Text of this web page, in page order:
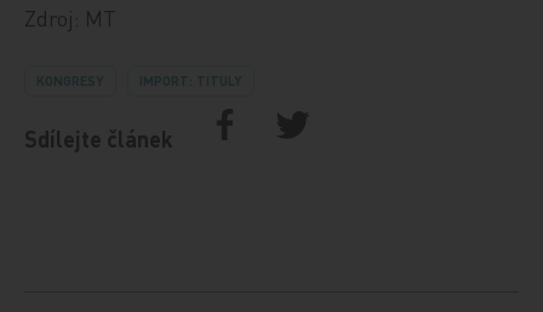
Zdroj: MT
KONGRESY IMPORT: TITULY
Sdílejte článek